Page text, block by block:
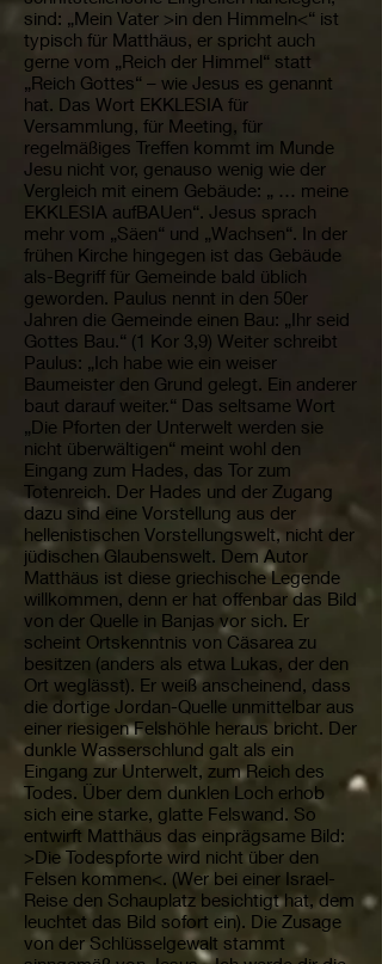
sind: „Mein Vater >in den Himmeln<“ ist
typisch für Matthäus, er spricht auch
gerne vom „Reich der Himmel“ statt
„Reich Gottes“ – wie Jesus es genannt
hat. Das Wort EKKLESIA für
Versammlung, für Meeting, für
regelmäßiges Treffen kommt im Munde
Jesu nicht vor, genauso wenig wie der
Vergleich mit einem Gebäude: „ … meine
EKKLESIA aufBAUen“. Jesus sprach
mehr vom „Säen“ und „Wachsen“. In der
frühen Kirche hingegen ist das Gebäude
als-Begriff für Gemeinde bald üblich
geworden. Paulus nennt in den 50er
Jahren die Gemeinde einen Bau: „Ihr seid
Gottes Bau.“ (1 Kor 3,9) Weiter schreibt
Paulus: „Ich habe wie ein weiser
Baumeister den Grund gelegt. Ein anderer
baut darauf weiter.“ Das seltsame Wort
„Die Pforten der Unterwelt werden sie
nicht überwältigen“ meint wohl den
Eingang zum Hades, das Tor zum
Totenreich. Der Hades und der Zugang
dazu sind eine Vorstellung aus der
hellenistischen Vorstellungswelt, nicht der
jüdischen Glaubenswelt. Dem Autor
Matthäus ist diese griechische Legende
willkommen, denn er hat offenbar das Bild
von der Quelle in Banjas vor sich. Er
scheint Ortskenntnis von Cäsarea zu
besitzen (anders als etwa Lukas, der den
Ort weglässt). Er weiß anscheinend, dass
die dortige Jordan-Quelle unmittelbar aus
einer riesigen Felshöhle heraus bricht. Der
dunkle Wasserschlund galt als ein
Eingang zur Unterwelt, zum Reich des
Todes. Über dem dunklen Loch erhob
sich eine starke, glatte Felswand. So
entwirft Matthäus das einprägsame Bild:
>Die Todespforte wird nicht über den
Felsen kommen<. (Wer bei einer Israel-
Reise den Schauplatz besichtigt hat, dem
leuchtet das Bild sofort ein). Die Zusage
von der Schlüsselgewalt stammt